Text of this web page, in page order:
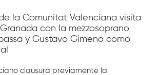
la Comunitat Valenciana visita
con la mezzosoprano
y Gustavo Gimeno como
clausura previamente la